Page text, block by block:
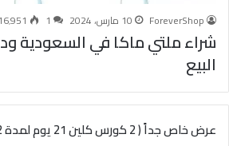
ForeverShop 10 مارس، 2024 1
شراء ملتي ماكا في السعودية
البيع
عرض خاص جداً ( 2 كورس كلين 21 يوم لمدة 42 يوم)